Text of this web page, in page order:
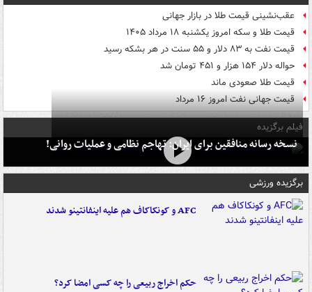
عقب‌نشینی قیمت طلا در بازار جهانی
قیمت طلا و سکه امروز یکشنبه ۱۸ مرداد ۱۴۰۵
قیمت نفت به ۸۳ دلار و ۵۵ سنت در هر بشکه رسید
حواله دلار ۱۵۴ هزار و ۴۵۱ تومان شد
قیمت طلا صعودی ماند
قیمت جهانی نفت امروز ۱۶ مرداد
فیلم برگزیده
نسخه رسانه منافقین برای ایران: تهاجم نظامی و عملیات روانی!
برگزیده ورزشی
AFC و کونکاکاف هم علیه اینفانتینو شدند
حکم اخراج ربیعی را چه کسی امضا کرد؟